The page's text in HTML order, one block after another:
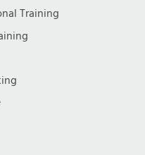
Training